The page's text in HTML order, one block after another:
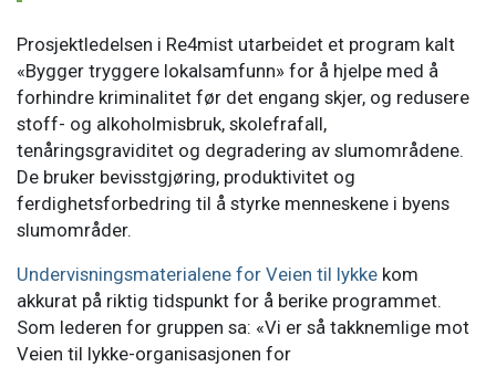
Prosjektledelsen i Re4mist utarbeidet et program kalt
«Bygger tryggere lokalsamfunn» for å hjelpe med å
forhindre kriminalitet før det engang skjer, og redusere
stoff- og alkoholmisbruk, skolefrafall,
tenåringsgraviditet og degradering av slumområdene.
De bruker bevisstgjøring, produktivitet og
ferdighetsforbedring til å styrke menneskene i byens
slumområder.
Undervisningsmaterialene for Veien til lykke kom
akkurat på riktig tidspunkt for å berike programmet.
Som lederen for gruppen sa: «Vi er så takknemlige mot
Veien til lykke-organisasjonen for